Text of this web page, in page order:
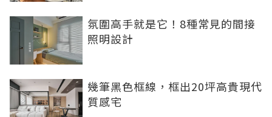
氛圍高手就是它！8種常見的間接
照明設計
幾筆黑色框線，框出20坪高貴現代
質感宅